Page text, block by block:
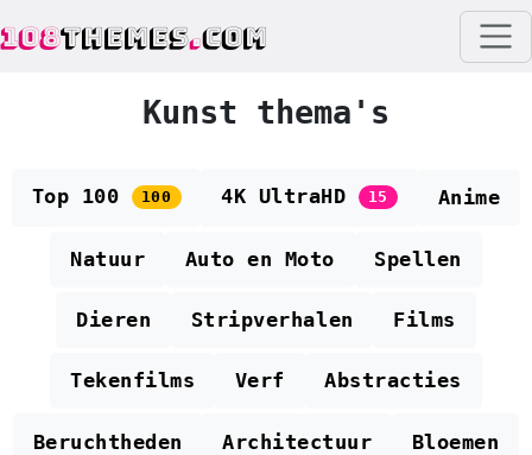
108THEMES.COM
Kunst thema's
Top 100 100 4K UltraHD 15 Anime
Natuur Auto en Moto Spellen
Dieren Stripverhalen Films
Tekenfilms Verf Abstracties
Beruchtheden Architectuur Bloemen